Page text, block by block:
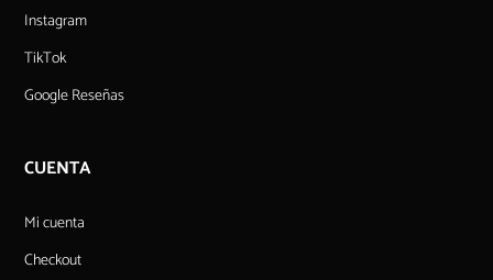
Instagram
TikTok
Google Reseñas
CUENTA
Mi cuenta
Checkout